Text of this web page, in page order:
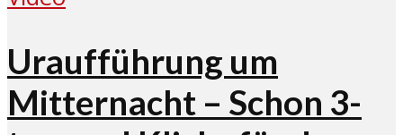
Uraufführung um
Mitternacht – Schon 3-